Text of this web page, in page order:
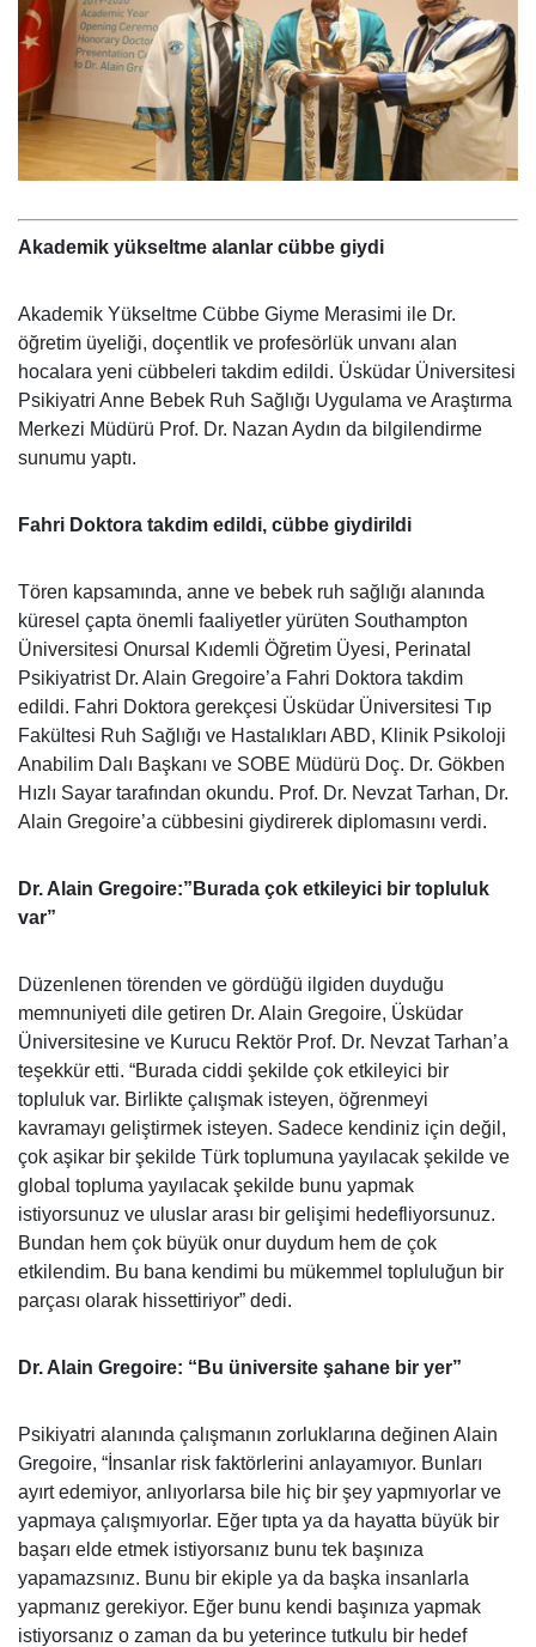
Akademik yükseltme alanlar cübbe giydi
Akademik Yükseltme Cübbe Giyme Merasimi ile Dr.
öğretim üyeliği, doçentlik ve profesörlük unvanı alan
hocalara yeni cübbeleri takdim edildi. Üsküdar Üniversitesi
Psikiyatri Anne Bebek Ruh Sağlığı Uygulama ve Araştırma
Merkezi Müdürü Prof. Dr. Nazan Aydın da bilgilendirme
sunumu yaptı.
Fahri Doktora takdim edildi, cübbe giydirildi
Tören kapsamında, anne ve bebek ruh sağlığı alanında
küresel çapta önemli faaliyetler yürüten Southampton
Üniversitesi Onursal Kıdemli Öğretim Üyesi, Perinatal
Psikiyatrist Dr. Alain Gregoire’a Fahri Doktora takdim
edildi. Fahri Doktora gerekçesi Üsküdar Üniversitesi Tıp
Fakültesi Ruh Sağlığı ve Hastalıkları ABD, Klinik Psikoloji
Anabilim Dalı Başkanı ve SOBE Müdürü Doç. Dr. Gökben
Hızlı Sayar tarafından okundu. Prof. Dr. Nevzat Tarhan, Dr.
Alain Gregoire’a cübbesini giydirerek diplomasını verdi.
Dr. Alain Gregoire:”Burada çok etkileyici bir topluluk
var”
Düzenlenen törenden ve gördüğü ilgiden duyduğu
memnuniyeti dile getiren Dr. Alain Gregoire, Üsküdar
Üniversitesine ve Kurucu Rektör Prof. Dr. Nevzat Tarhan’a
teşekkür etti. “Burada ciddi şekilde çok etkileyici bir
topluluk var. Birlikte çalışmak isteyen, öğrenmeyi
kavramayı geliştirmek isteyen. Sadece kendiniz için değil,
çok aşikar bir şekilde Türk toplumuna yayılacak şekilde ve
global topluma yayılacak şekilde bunu yapmak
istiyorsunuz ve uluslar arası bir gelişimi hedefliyorsunuz.
Bundan hem çok büyük onur duydum hem de çok
etkilendim. Bu bana kendimi bu mükemmel topluluğun bir
parçası olarak hissettiriyor” dedi.
Dr. Alain Gregoire: “Bu üniversite şahane bir yer”
Psikiyatri alanında çalışmanın zorluklarına değinen Alain
Gregoire, “İnsanlar risk faktörlerini anlayamıyor. Bunları
ayırt edemiyor, anlıyorlarsa bile hiç bir şey yapmıyorlar ve
yapmaya çalışmıyorlar. Eğer tıpta ya da hayatta büyük bir
başarı elde etmek istiyorsanız bunu tek başınıza
yapamazsınız. Bunu bir ekiple ya da başka insanlarla
yapmanız gerekiyor. Eğer bunu kendi başınıza yapmak
istiyorsanız o zaman da bu yeterince tutkulu bir hedef